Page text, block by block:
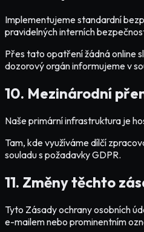
Implementujeme standardní
pravidelných interních
Přes tato opatření žádná online
dozorový orgán informujeme v
10. Mezinárodní
Naše primární infrastruktura je
Tam, kde využíváme dílčí
souladu s požadavky GDPR.
11. Změny těchto
Tyto Zásady ochrany osobních
e-mailem nebo prominentním